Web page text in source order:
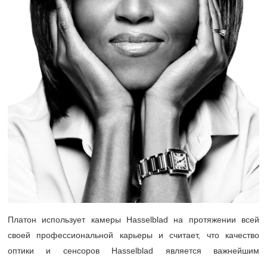
Платон использует камеры Hasselblad на протяжении всей
своей профессиональной карьеры и считает, что качество
оптики и сенсоров Hasselblad является важнейшим